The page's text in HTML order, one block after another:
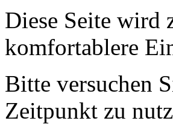
Diese Seite wird
komfortablere
Bitte versuchen
Zeitpunkt zu